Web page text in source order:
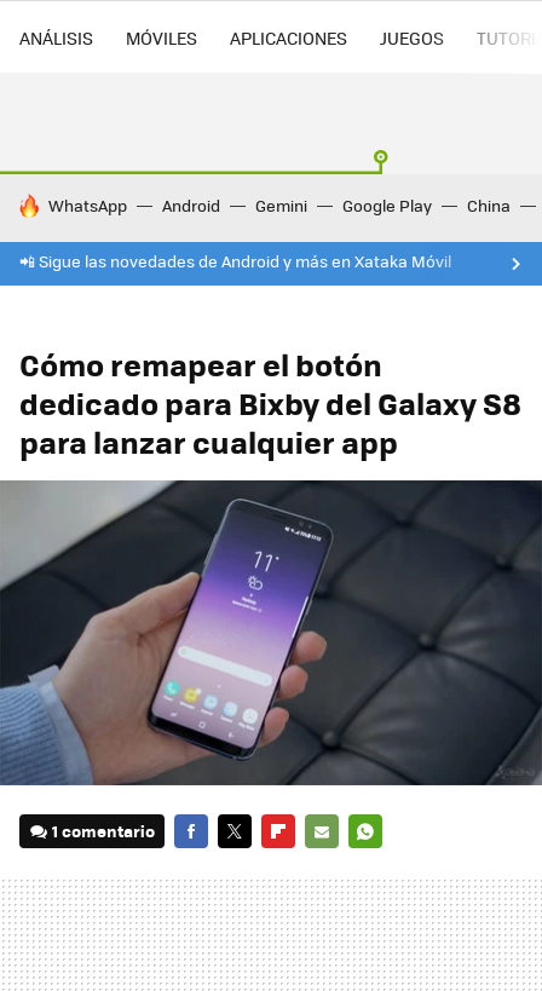
ANÁLISIS MÓVILES APLICACIONES JUEGOS
HOY SE HABLA DE
WhatsApp Android Gemini Google Play China
📲 Sigue las novedades de Android y más en Xataka Móvil
Cómo remapear el botón
dedicado para Bixby del Galaxy S8
para lanzar cualquier app
1 comentario
MAIL